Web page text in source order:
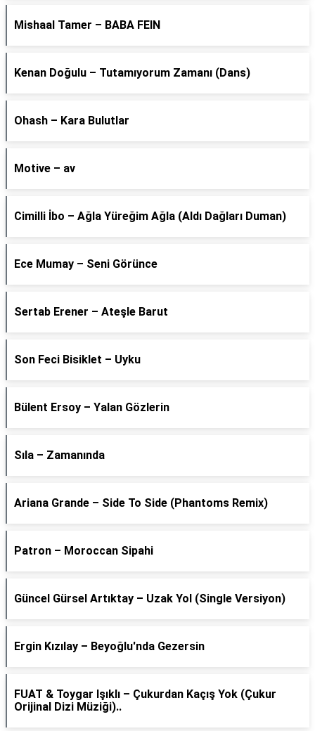
Mishaal Tamer – BABA FEIN
Kenan Doğulu – Tutamıyorum Zamanı (Dans)
Ohash – Kara Bulutlar
Motive – av
Cimilli İbo – Ağla Yüreğim Ağla (Aldı Dağları Duman)
Ece Mumay – Seni Görünce
Sertab Erener – Ateşle Barut
Son Feci Bisiklet – Uyku
Bülent Ersoy – Yalan Gözlerin
Sıla – Zamanında
Ariana Grande – Side To Side (Phantoms Remix)
Patron – Moroccan Sipahi
Güncel Gürsel Artıktay – Uzak Yol (Single Versiyon)
Ergin Kızılay – Beyoğlu'nda Gezersin
FUAT & Toygar Işıklı – Çukurdan Kaçış Yok (Çukur
Orijinal Dizi Müziği)..